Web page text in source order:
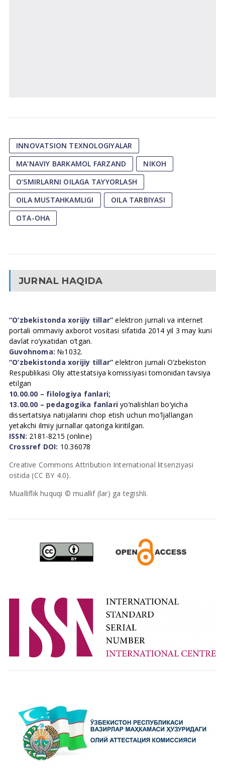
INNOVATSION TEXNOLOGIYALAR
MA’NAVIY BARKAMOL FARZAND
NIKOH
O‘SMIRLARNI OILAGA TAYYORLASH
OILA MUSTAHKAMLIGI
OILA TARBIYASI
ОТА-ОНА
JURNAL HAQIDA
“O’zbekistonda xorijiy tillar” elektron jurnali va internet
portali ommaviy axborot vositasi sifatida 2014 yil 3 may kuni
davlat ro’yxatidan o’tgan.
Guvohnoma: №1032.
“O’zbekistonda xorijiy tillar” elektron jurnali O’zbekiston
Respublikasi Oliy attestatsiya komissiyasi tomonidan tavsiya
etilgan
10.00.00 – filologiya fanlari;
13.00.00 – pedagogika fanlari yo’nalishlari bo’yicha
dissertatsiya natijalarini chop etish uchun mo’ljallangan
yetakchi ilmiy jurnallar qatoriga kiritilgan.
ISSN: 2181-8215 (online)
Crossref DOI: 10.36078
Creative Commons Attribution International litsenziyasi
ostida (CC BY 4.0).
Mualliflik huquqi © muallif (lar) ga tegishli.